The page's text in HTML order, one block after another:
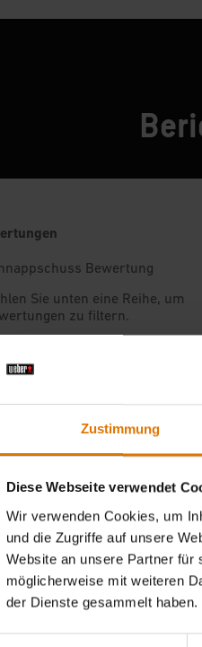
Zustimmung
Diese Webseite verwendet
Wir verwenden Cookies, um
und die Zugriffe auf unsere
Website an unsere Partner für
möglicherweise mit weiteren
der Dienste gesammelt haben.